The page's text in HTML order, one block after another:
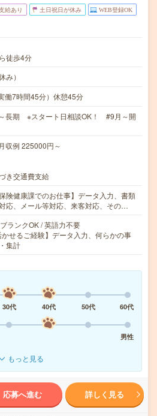
給あり 土日祝日が休み WEB登録OK
徒歩4分
み）
働7時間45分）休憩45分
長期 ※スタート日相談OK！ #9月～開
例 225000円～
き交通費支給
険健康課でのお仕事】データ入力、書類
応、メール等対応、来客対応、その…
ランクOK / 英語力不要
せるご経験】データ入力、何らかの事
集計
30代 40代 50代
60代
男性
もっと見る
応募へ進む 詳しく見る